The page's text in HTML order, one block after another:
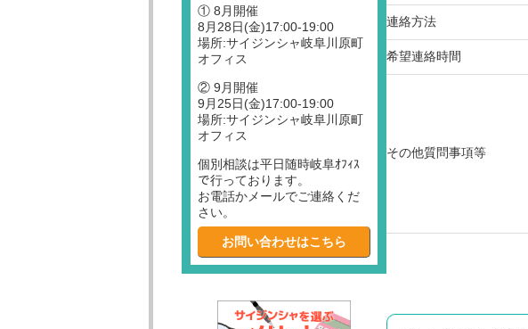
連絡方法
希望連絡時間
その他質問事項等
① 8月開催
8月28日(金)17:00-19:00
場所:サイジンシャ岐阜川原町
オフィス
② 9月開催
9月25日(金)17:00-19:00
場所:サイジンシャ岐阜川原町
オフィス
個別相談は平日随時岐阜ｵﾌｨｽ
で行っております。
お電話かメールでご連絡くだ
さい。
お問い合わせはこちら